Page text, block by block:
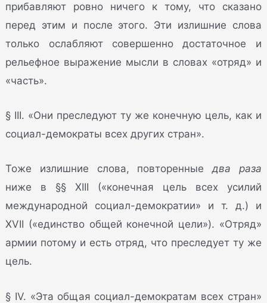
прибавляют ровно ничего к тому, что сказано
перед этим и после этого. Эти излишние слова
только ослабляют совершенно достаточное и
рельефное выражение мысли в словах «отряд» и
«часть».
§ III. «Они преследуют ту же конечную цель, как и
социал-демократы всех других стран».
Тоже излишние слова, повторенныедва раза
ниже в §§ XIII («конечная цель всех усилий
международной социал-демократии» и т. д.) и
XVII («единство общей конечной цели»). «Отряд»
армии потому и есть отряд, что преследует ту же
цель.
§ IV. «Эта общая социал-демократам всех стран»